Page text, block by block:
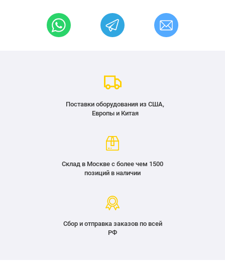
Поставки оборудования из США,
Европы и Китая
Склад в Москве с более чем 1500
позиций в наличии
Сбор и отправка заказов по всей
РФ